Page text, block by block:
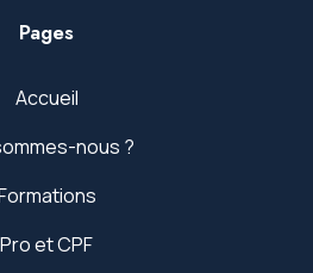
Pages
Accueil
nous ?
Pro et CPF